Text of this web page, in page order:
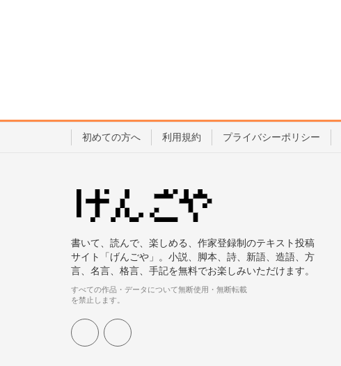
初めての方へ 利用規約 プライバシーポリシー
書いて、読んで、楽しめる、作家登録制のテキスト投稿
サイト「げんごや」。小説、脚本、詩、新語、造語、方
言、名言、格言、手記を無料でお楽しみいただけます。
すべての作品・データについて無断使用・無断転載
を禁止します。